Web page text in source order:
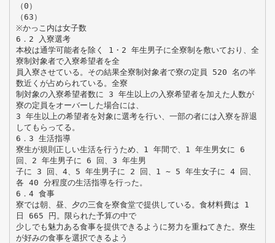
（0）
（63）
※かっこ内は女子数
6．2 入寮選考
本校は通学可能者を除く 1・2 年生男子に全寮制を敷いており、全
寮制対象者で入寮希望者を全
員入寮させている。その結果全寮制対象者で寮の定員 520 名の半
数近くが占められている。全寮
制対象の入寮希望者数に 3 年生以上の入寮希望者を加えた人数が
寮の定員をオーバーした場合には、
3 年生以上の希望者を対象に選考を行い、一部の者には入寮を辞退
してもらってる。
6．3 生活指導
寮生が規則正しい生活を行うため、1 年間で、1 年生男女に 6
回、2 年生男子に 6 回、3 年生男
子に 3 回、4、5 年生男子に 2 回、1 ∼ 5 年生女子に 4 回、
各 40 分程度の生活指導を行った。
6．4 食事
寮では朝、昼、夕の三食を寮食堂で提供している。食材料費は 1
日 665 円。限られた予算の中で
少しでも魅力ある食事を提供できるように努力を重ねてきた。寮生
が好みの食事を選択できるよう